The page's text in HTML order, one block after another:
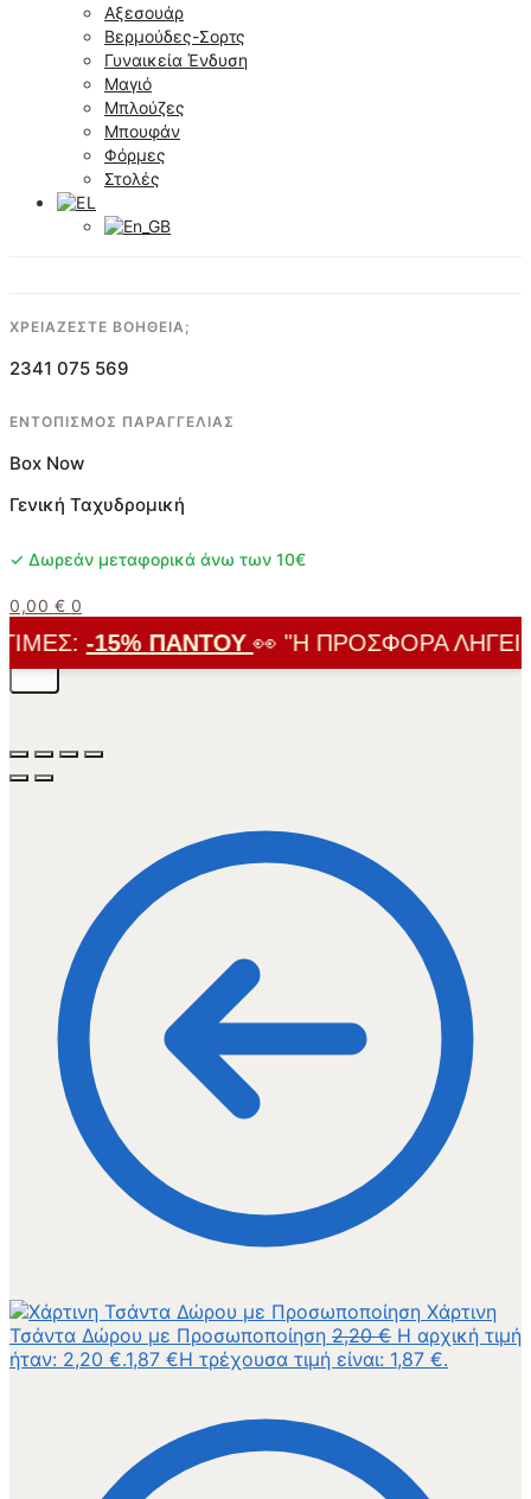
Αξεσουάρ
Βερμούδες-Σορτς
Γυναικεία Ένδυση
Μαγιό
Μπλούζες
Μπουφάν
Φόρμες
Στολές
ΧΡΕΙΑΖΕΣΤΕ ΒΟΗΘΕΙΑ;
2341 075 569
ΕΝΤΟΠΙΣΜΟΣ ΠΑΡΑΓΓΕΛΙΑΣ
Box Now
Γενική Ταχυδρομική
✓ Δωρεάν μεταφορικά άνω των 10€
0,00 € 0
-15% ΠΑΝΤΟΎ👀 "Η ΠΡΟΣΦΟΡΆ ΛΉΓΕΙ
Χάρτινη
Τσάντα Δώρου με Προσωποποίηση 2,20€ Η αρχική τιμή
ήταν: 2,20 €.1,87 €Η τρέχουσα τιμή είναι: 1,87 €.